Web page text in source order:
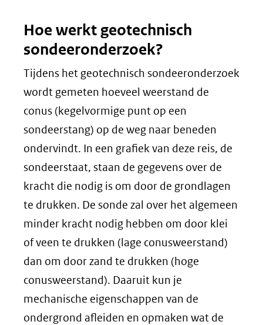
Hoe werkt geotechnisch
sondeeronderzoek?
Tijdens het geotechnisch sondeeronderzoek
wordt gemeten hoeveel weerstand de
conus (kegelvormige punt op een
sondeerstang) op de weg naar beneden
ondervindt. In een grafiek van deze reis, de
sondeerstaat, staan de gegevens over de
kracht die nodig is om door de grondlagen
te drukken. De sonde zal over het algemeen
minder kracht nodig hebben om door klei
of veen te drukken (lage conusweerstand)
dan om door zand te drukken (hoge
conusweerstand). Daaruit kun je
mechanische eigenschappen van de
ondergrond afleiden en opmaken wat de